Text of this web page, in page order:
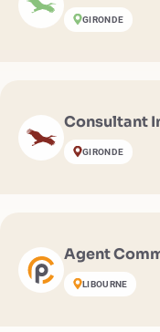
GIRONDE
Consultant
GIRONDE
Agent
LIBOURNE